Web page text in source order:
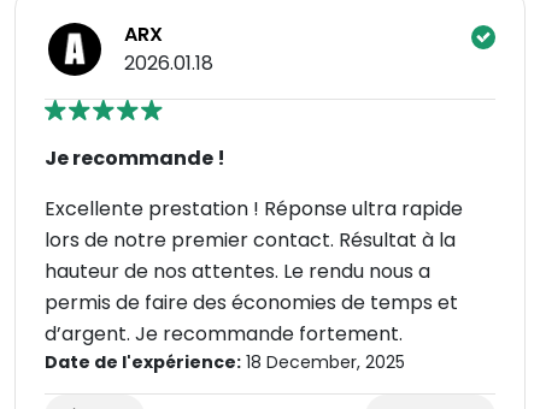
ARX
2026.01.18
Je recommande !
Excellente prestation ! Réponse ultra rapide
lors de notre premier contact. Résultat à la
hauteur de nos attentes. Le rendu nous a
permis de faire des économies de temps et
d’argent. Je recommande fortement.
Date de l'expérience: 18 December, 2025